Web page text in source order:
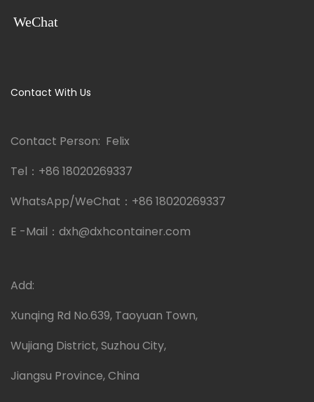
WeChat
Contact With Us
Contact Person: Felix
Tel： +86 18020269337
WhatsApp/WeChat： +86 18020269337
E -Mail： dxh@dxhcontainer.com
Add:
Xunqing Rd No.639, Taoyuan Town,
Wujiang District, Suzhou City,
Jiangsu Province, China